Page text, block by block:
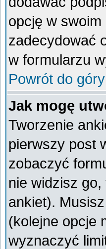
opcję w
zadecydować
w formularzu
Powrót do góry
Jak mogę
Tworzenie
pierwszy post
zobaczyć
nie widzisz
ankiet).
(kolejne opcje
wyznaczyć